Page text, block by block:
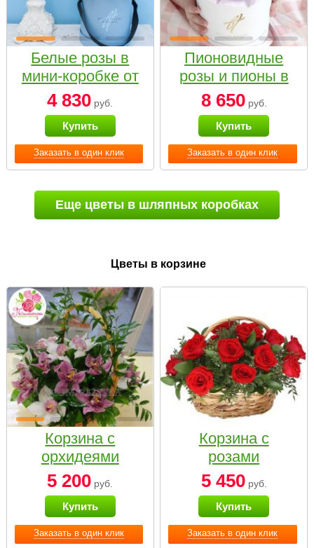
Заказать в один клик
Белые розы в
мини-коробке от
Bella Fiori
4 830 руб.
Купить
Заказать в один клик
Пионовидные
розы и пионы в
белой коробке
Small
8 650руб.
Купить
Еще цветы в шляпных коробках
Цветы в корзине
Заказать в один клик
Корзина с
орхидеями
малая
5 200 руб.
Купить
Заказать в один клик
Корзина с
розами
«Красный
Париж»
5 450руб.
Купить